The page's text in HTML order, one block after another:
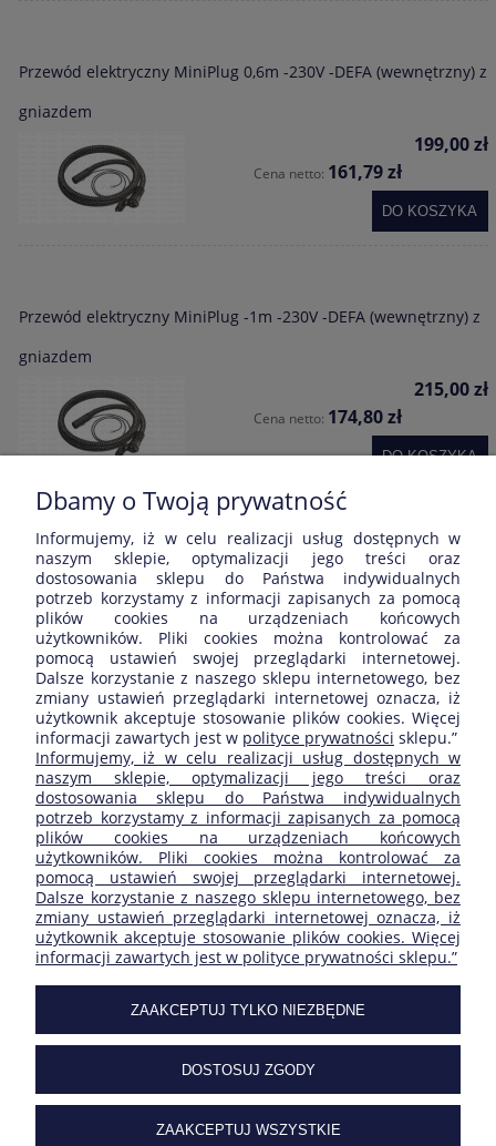
Przewód elektryczny MiniPlug 0,6m -230V -DEFA (wewnętrzny) z
gniazdem
199,00 zł
Cena netto: 161,79 zł
DO KOSZYKA
Przewód elektryczny MiniPlug -1m -230V -DEFA (wewnętrzny) z
gniazdem
215,00 zł
Cena netto: 174,80 zł
DO KOSZYKA
Opinie o produkcie (0)
Wyświetlane są wszystkie opinie (pozytywne i negatywne). Nie
weryfikujemy, czy pochodzą one od klientów, którzy kupili dany
produkt.
ZAKUPY
POMOC
MOJE KONTO
INFORMACJE
SKLEP FIRMY:
| ul. Ogrodowa 27/29 | 05-092 Łomianki | Masovian
Voivodeship | tel.227517506| e-mail:sklep@carclimat.pl| NIP:
Dbamy o Twoją prywatność
Informujemy, iż w celu realizacji usług dostępnych w
naszym sklepie, optymalizacji jego treści oraz
dostosowania sklepu do Państwa indywidualnych
potrzeb korzystamy z informacji zapisanych za pomocą
plików cookies na urządzeniach końcowych
użytkowników. Pliki cookies można kontrolować za
pomocą ustawień swojej przeglądarki internetowej.
Dalsze korzystanie z naszego sklepu internetowego, bez
zmiany ustawień przeglądarki internetowej oznacza, iż
użytkownik akceptuje stosowanie plików cookies. Więcej
informacji zawartych jest w polityce prywatności sklepu.”
Informujemy, iż w celu realizacji usług dostępnych w
naszym sklepie, optymalizacji jego treści oraz
dostosowania sklepu do Państwa indywidualnych
potrzeb korzystamy z informacji zapisanych za pomocą
plików cookies na urządzeniach końcowych
użytkowników. Pliki cookies można kontrolować za
pomocą ustawień swojej przeglądarki internetowej.
Dalsze korzystanie z naszego sklepu internetowego, bez
zmiany ustawień przeglądarki internetowej oznacza, iż
użytkownik akceptuje stosowanie plików cookies. Więcej
informacji zawartych jest w polityce prywatności sklepu.”
ZAAKCEPTUJ TYLKO NIEZBĘDNE
DOSTOSUJ ZGODY
ZAAKCEPTUJ WSZYSTKIE